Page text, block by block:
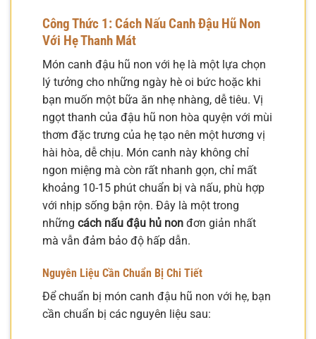
Công Thức 1: Cách Nấu Canh Đậu Hũ Non
Với Hẹ Thanh Mát
Món canh đậu hũ non với hẹ là một lựa chọn
lý tưởng cho những ngày hè oi bức hoặc khi
bạn muốn một bữa ăn nhẹ nhàng, dễ tiêu. Vị
ngọt thanh của đậu hũ non hòa quyện với mùi
thơm đặc trưng của hẹ tạo nên một hương vị
hài hòa, dễ chịu. Món canh này không chỉ
ngon miệng mà còn rất nhanh gọn, chỉ mất
khoảng 10-15 phút chuẩn bị và nấu, phù hợp
với nhịp sống bận rộn. Đây là một trong
những cách nấu đậu hủ non đơn giản nhất
mà vẫn đảm bảo độ hấp dẫn.
Nguyên Liệu Cần Chuẩn Bị Chi Tiết
Để chuẩn bị món canh đậu hũ non với hẹ, bạn
cần chuẩn bị các nguyên liệu sau: